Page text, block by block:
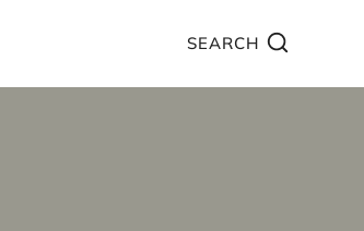
SEARCH